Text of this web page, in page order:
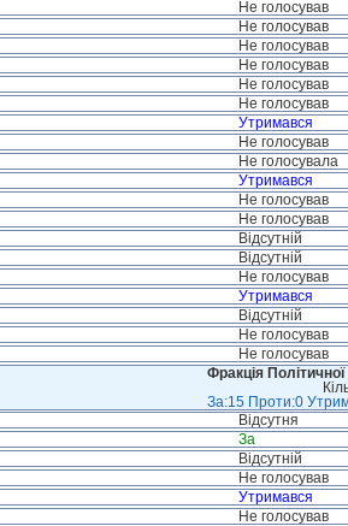
Не голосував
Не голосував
Не голосував
Не голосував
Не голосував
Не голосував
Утримався
Не голосував
Не голосувала
Утримався
Не голосував
Не голосував
Відсутній
Відсутній
Не голосував
Утримався
Відсутній
Не голосував
Не голосував
Фракція
За:15 Проти:0
Відсутня
За
Відсутній
Не голосував
Утримався
Не голосував